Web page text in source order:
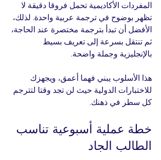
المفردات الأكاديمية تحمل فروقا دقيقة لا
تظهر بوضوح في ترجمة عربية واحدة. لذلك،
الأفضل أن تبدأ بترجمة مختصرة عند الحاجة،
ثم تنتقل بسرعة إلى تعريف بسيط
بالإنجليزية وجملة واضحة.
هذا الأسلوب يبني فهما أعمق، ويجهزك
للاختبارات الدولية حيث لن تجد وقتا لتترجم
كل سطر في ذهنك.
خطة عملية أسبوعية تناسب
الطالب الجاد